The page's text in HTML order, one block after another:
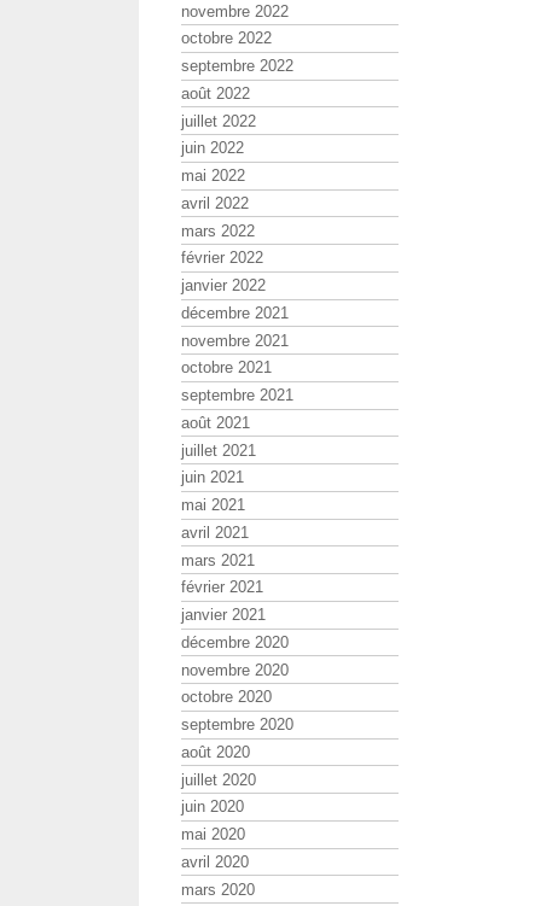
novembre 2022
octobre 2022
septembre 2022
août 2022
juillet 2022
juin 2022
mai 2022
avril 2022
mars 2022
février 2022
janvier 2022
décembre 2021
novembre 2021
octobre 2021
septembre 2021
août 2021
juillet 2021
juin 2021
mai 2021
avril 2021
mars 2021
février 2021
janvier 2021
décembre 2020
novembre 2020
octobre 2020
septembre 2020
août 2020
juillet 2020
juin 2020
mai 2020
avril 2020
mars 2020